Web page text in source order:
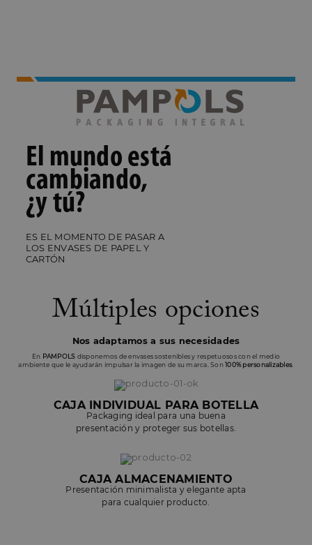
El mundo está
cambiando,
¿y tú?
ES EL MOMENTO DE PASAR A
LOS ENVASES DE PAPEL Y
CARTÓN
Múltiples opciones
Nos adaptamos a sus necesidades
En PAMPOLS disponemos de envases sostenibles y respetuosos con el medio
ambiente que le ayudarán impulsar la imagen de su marca. Son100% personalizables.
CAJA INDIVIDUAL PARA BOTELLA
Packaging ideal para una buena
presentación y proteger sus botellas.
CAJA ALMACENAMIENTO
Presentación minimalista y elegante apta
para cualquier producto.